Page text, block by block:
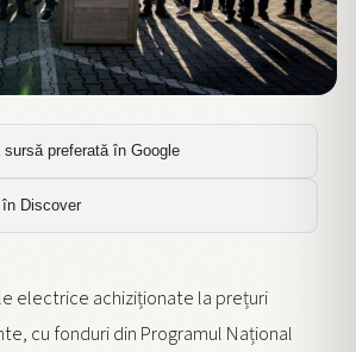
sursă preferată în Google
în Discover
electrice achiziționate la prețuri
cu fonduri din Programul Național